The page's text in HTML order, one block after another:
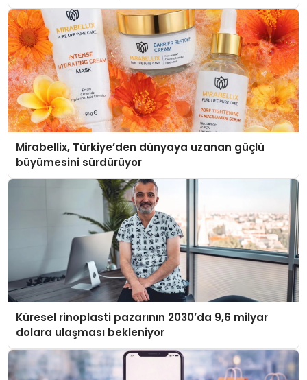
Mirabellix, Türkiye’den dünyaya uzanan güçlü
büyümesini sürdürüyor
Küresel rinoplasti pazarının 2030’da 9,6 milyar
dolara ulaşması bekleniyor